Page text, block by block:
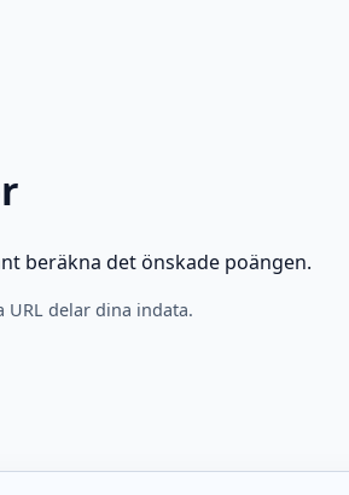
beräkna det önskade poängen.
delar dina indata.